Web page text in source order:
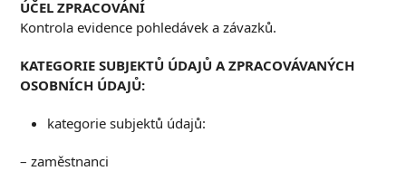
ÚČEL ZPRACOVÁNÍ
Kontrola evidence pohledávek a závazků.
KATEGORIE SUBJEKTŮ ÚDAJŮ A ZPRACOVÁVANÝCH
OSOBNÍCH ÚDAJŮ:
kategorie subjektů údajů:
– zaměstnanci